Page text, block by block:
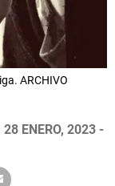
ARCHIVO
ENERO, 2023 -